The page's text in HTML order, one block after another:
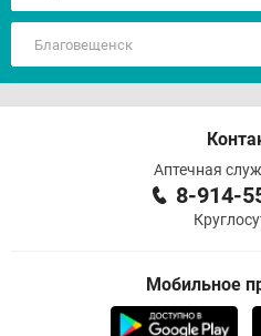
Аптечная
8-914-
Мобильное